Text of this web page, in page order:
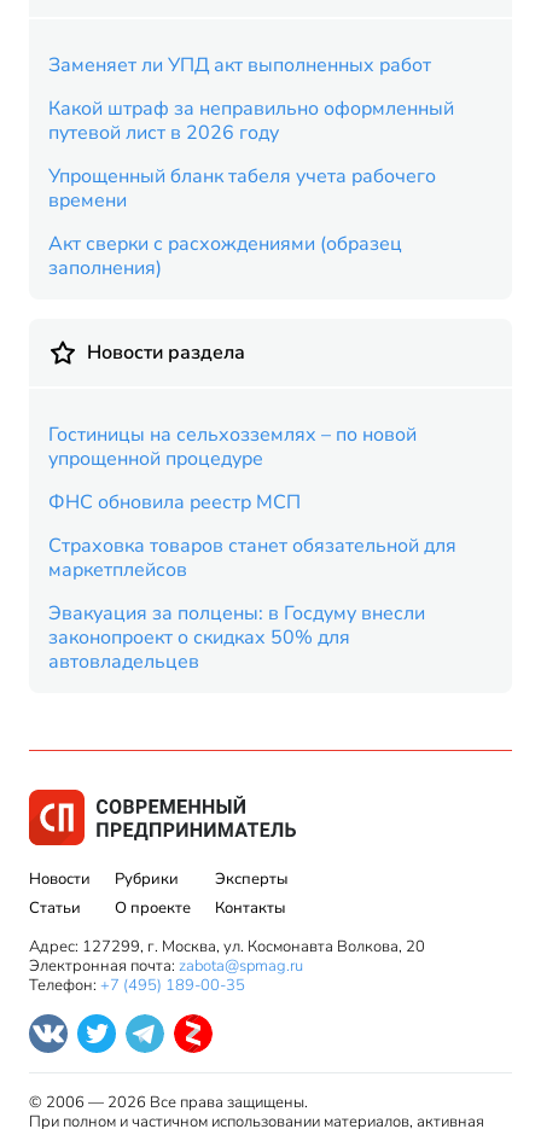
Заменяет ли УПД акт выполненных работ
Какой штраф за неправильно оформленный
путевой лист в 2026 году
Упрощенный бланк табеля учета рабочего
времени
Акт сверки с расхождениями (образец
заполнения)
Новости раздела
Гостиницы на сельхозземлях – по новой
упрощенной процедуре
ФНС обновила реестр МСП
Страховка товаров станет обязательной для
маркетплейсов
Эвакуация за полцены: в Госдуму внесли
законопроект о скидках 50% для
автовладельцев
Новости
Статьи
Рубрики
О проекте
Эксперты
Контакты
Адрес: 127299, г. Москва, ул. Космонавта Волкова, 20
Электронная почта: zabota@spmag.ru
Телефон: +7 (495) 189-00-35
© 2006 — 2026 Все права защищены.
При полном и частичном использовании материалов, активная